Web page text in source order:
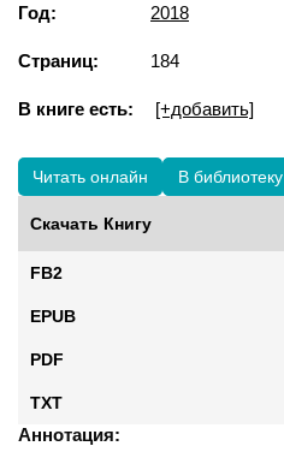
Год: 2018
Страниц: 184
В книге есть: [+добавить]
Читать онлайн В библиотеку
Скачать Книгу
FB2
EPUB
PDF
TXT
Аннотация: